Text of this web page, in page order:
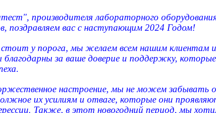
производителя лабораторного
поздравляем вас с наступающим 2024 Годом!
стоит у порога, мы желаем всем нашим клиентам
за ваше доверие и поддержку,
настроение, мы не можем забывать
их усилиям и отваге, которые они
Также, в этот новогодний период, мы